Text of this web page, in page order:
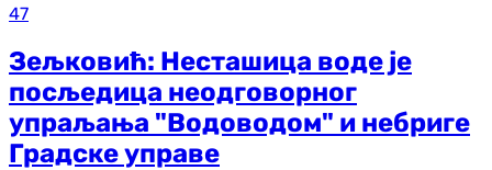
47
Зељковић: Несташица воде је
посљедица неодговорног
упраљања "Водоводом" и небриге
Градске управе